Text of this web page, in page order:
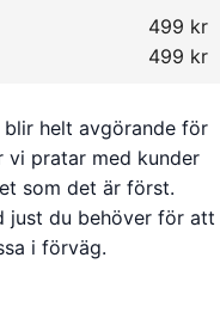
499 kr
499 kr
helt avgörande för
vi pratar med kunder
som det är först.
just du behöver för att
i förväg.